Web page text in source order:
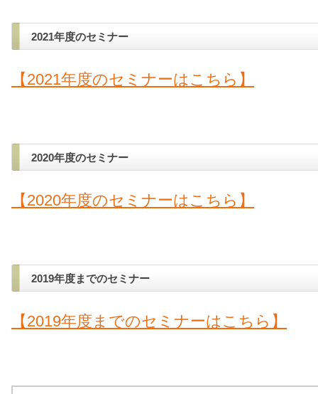
2021年度のセミナー
【2021年度のセミナーはこちら】
2020年度のセミナー
【2020年度のセミナーはこちら】
2019年度までのセミナー
【2019年度までのセミナーはこちら】